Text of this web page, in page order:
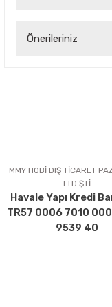
Önerileriniz
Ürün
Ürün bilgilerinde
Ürün fiyatı diğer
Bu ürüne benzer
MMY HOBİ DIŞ TİCARET
LTD.ŞTİ
Havale Yapı Kredi
TR57 0006 7010
9539 40